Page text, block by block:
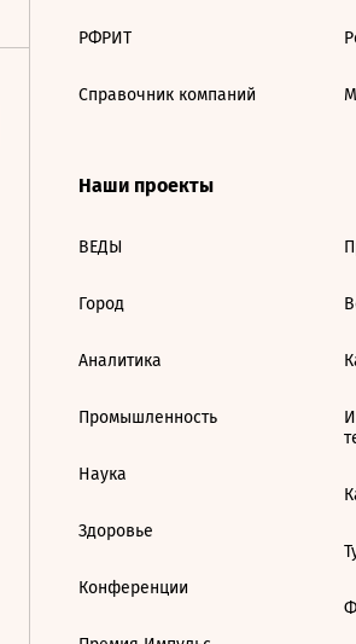
РФРИТ
Справочник компаний
Наши проекты
ВЕДЫ
Город
Аналитика
Промышленность
Наука
Здоровье
Конференции